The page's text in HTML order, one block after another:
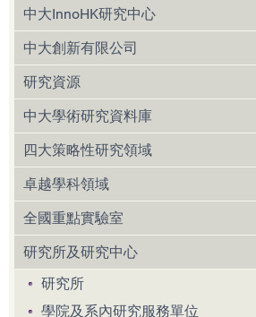
中大InnoHK研究中心
中大創新有限公司
研究資源
中大學術研究資料庫
四大策略性研究領域
卓越學科領域
全國重點實驗室
研究所及研究中心
研究所
學院及系內研究服務單位